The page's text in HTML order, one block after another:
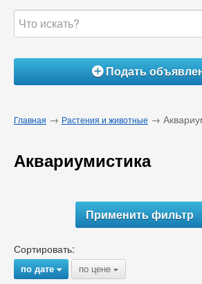
ÁПодать
Главная → Растения и животные →
Аквариумистика
Сортировать:
по дате{ по цене {